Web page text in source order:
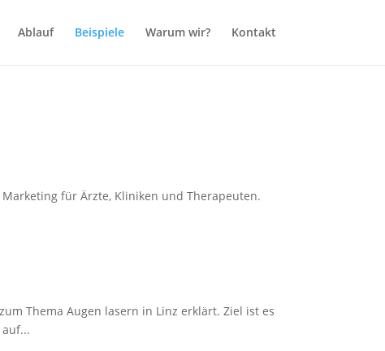
Ablauf Beispiele Warum wir? Kontakt
für Ärzte, Kliniken und Therapeuten.
Thema Augen lasern in Linz erklärt. Ziel ist es